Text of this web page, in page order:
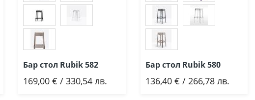
Бар стол Rubik 582
169,00 € / 330,54 лв.
Добави
Бар стол Rubik 580
136,40 € / 266,78 лв.
Добави